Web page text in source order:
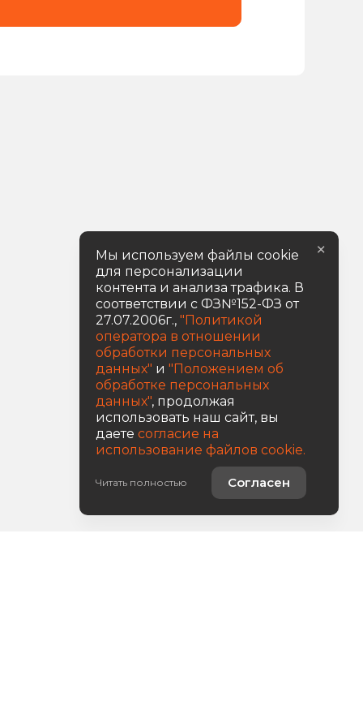
Мы используем файлы cookie
для персонализации
контента и анализа трафика. В
соответствии с ФЗ№152-ФЗ от
27.07.2006г., "Политикой
оператора в отношении
обработки персональных
данных" и "Положением об
обработке персональных
данных", продолжая
использовать наш сайт, вы
даете согласие на
использование файлов cookie.
Читать полностью Согласен
×